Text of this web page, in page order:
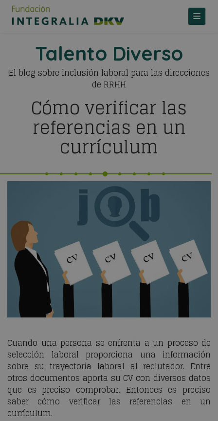
Talento Diverso
El blog sobre inclusión laboral para las direcciones
de RRHH
Cómo verificar las
referencias en un
currículum
Cuando una persona se enfrenta a un proceso de
selección laboral proporciona una información
sobre su trayectoria laboral al reclutador. Entre
otros documentos aporta su CV con diversos datos
que es preciso comprobar. Entonces es preciso
saber cómo verificar las referencias en un
currículum.